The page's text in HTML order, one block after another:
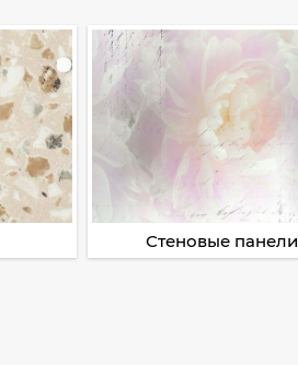
Стеновые панели